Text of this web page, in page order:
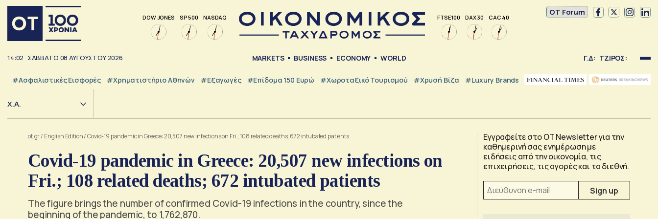
DOW JONES SP 500 NASDAQ FTSE 100 DAX 30 CAC 40
OT Forum
14:02 ΣΑΒΒΑΤΟ 08 ΑΥΓΟΥΣΤΟΥ 2026 MARKETS BUSINESS ECONOMY WORLD Γ.Δ: ΤΖΙΡΟΣ:
#Ασφαλιστικές Εισφορές #Χρηματιστήριο Αθηνών #εξαγωγές #Επίδομα 150 Ευρώ #Χωροταξικό Τουρισμού #Χρυσή Βίζα #luxury Brands
Χ.Α.
ot.gr/ English Edition/Covid-19 pandemic in Greece: 20,507 new infections on Fri.; 108 related deaths; 672 intubated patients
Covid-19 pandemic in Greece: 20,507 new infections on
Fri.; 108 related deaths; 672 intubated patients
The figure brings the number of confirmed Covid-19 infections in the country, since the
beginning of the pandemic, to 1,762,870.
Εγγραφείτε στο OT Newsletter για την
καθημερινή σας ενημέρωση με
ειδήσεις από την οικονομία, τις
επιχειρήσεις, τις αγορές και τα διεθνή.